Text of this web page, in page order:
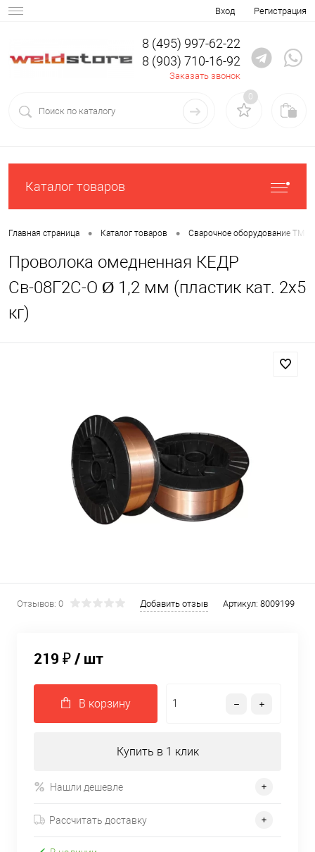
Вход Регистрация
8 (495) 997-62-22
8 (903) 710-16-92
Заказать звонок
0
Каталог товаров
Главная страница • Каталог товаров • Сварочное оборудование ТМ
Проволока омедненная КЕДР
Св-08Г2С-О Ø 1,2 мм (пластик кат. 2x5
кг)
Отзывов: 0 Добавить отзыв Артикул: 8009199
219 ₽/ шт
В корзину
Купить в 1 клик
Нашли дешевле
Рассчитать доставку